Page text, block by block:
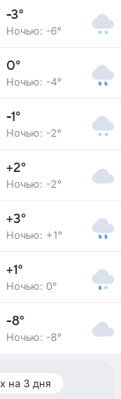
-3°
Ночью: -6°
0°
Ночью: -4°
-1°
Ночью: -2°
+2°
Ночью: -2°
+3°
Ночью: +1°
+1°
Ночью: 0°
-8°
Ночью: -8°
на 3 дня